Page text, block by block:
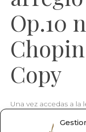
Op.10
Copy
Una vez accedas a la